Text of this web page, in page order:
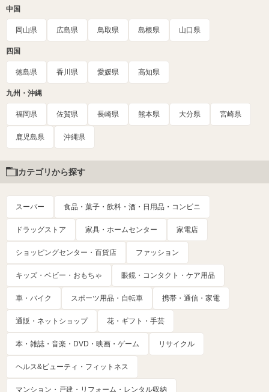
中国
岡山県 広島県 鳥取県 島根県 山口県
四国
徳島県 香川県 愛媛県 高知県
九州・沖縄
福岡県 佐賀県 長崎県 熊本県 大分県 宮崎県
鹿児島県 沖縄県
カテゴリから探す
スーパー 食品・菓子・飲料・酒・日用品・コンビニ
ドラッグストア 家具・ホームセンター 家電店
ショッピングセンター・百貨店 ファッション
キッズ・ベビー・おもちゃ 眼鏡・コンタクト・ケア用品
車・バイク スポーツ用品・自転車 携帯・通信・家電
通販・ネットショップ 花・ギフト・手芸
本・雑誌・音楽・DVD・映画・ゲーム リサイクル
ヘルス&ビューティ・フィットネス
マンション・戸建・リフォーム・レンタル収納